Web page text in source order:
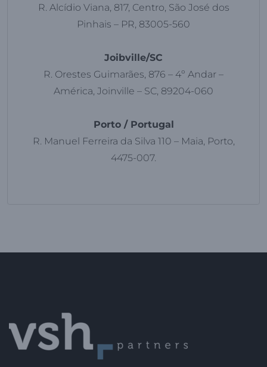
R. Alcídio Viana, 817, Centro, São José dos
Pinhais – PR, 83005-560
Joibville/SC
R. Orestes Guimarães, 876 – 4º Andar –
América, Joinville – SC, 89204-060
Porto / Portugal
R. Manuel Ferreira da Silva 110 – Maia, Porto,
4475-007.